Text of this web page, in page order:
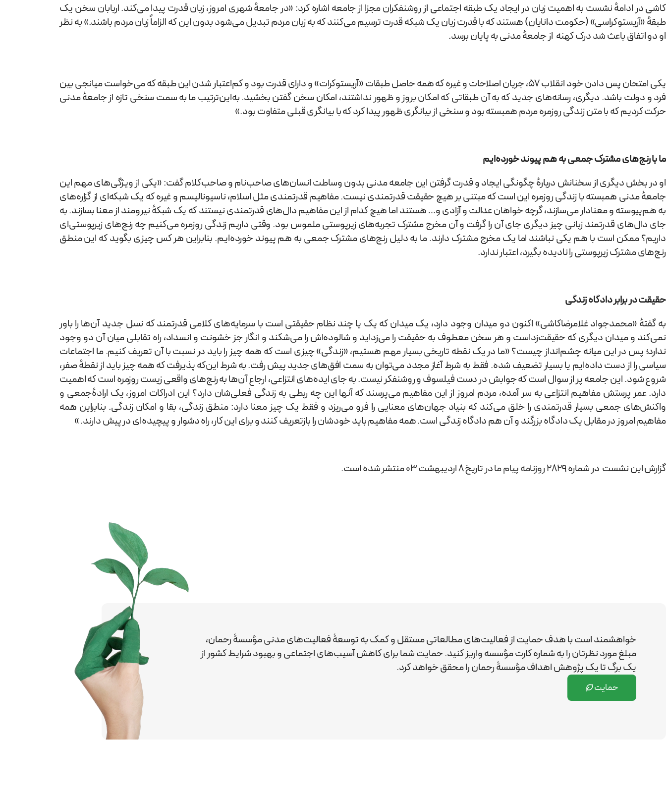
کاشی در ادامهٔ نشست به اهمیت زبان در ایجاد یک طبقه اجتماعی از روشنفکران مجزا از جامعه اشاره کرد: «در جامعهٔ شهری امروز، زبان قدرت پیدا می‌کند. اربابان سخن یک
طبقهٔ «آریستوکراسی» (حکومت دانایان) هستند که با قدرت زبان یک شبکه قدرت ترسیم می‌کنند که به زبان مردم تبدیل می‌شود بدون این که الزاماً زبان مردم باشند.» به نظر
او دو اتفاق باعث شد درک کهنه از جامعهٔ مدنی به پایان برسد.
یکی امتحان پس دادن خود انقلاب ۵۷، جریان اصلاحات و غیره که همه حاصل طبقات «آریستوکرات» و دارای قدرت بود و کم‌اعتبار شدن این طبقه که می‌خواست میانجی بین
فرد و دولت باشد. دیگری، رسانه‌های جدید که به آن طبقاتی که امکان بروز و ظهور نداشتند، امکان سخن گفتن بخشید. به‌این‌ترتیب ما به سمت سنخی تازه از جامعهٔ مدنی
حرکت کردیم که با متن زندگی روزمره مردم همبسته بود و سنخی از بیانگری ظهور پیدا کرد که با بیانگری قبلی متفاوت بود.»
ما با رنج‌های مشترک جمعی به هم پیوند خورده‌ایم
او در بخش دیگری از سخنانش دربارهٔ چگونگی ایجاد و قدرت گرفتن این جامعه مدنی بدون وساطت انسان‌های صاحب‌نام و صاحب‌کلام گفت: «یکی از ویژگی‌های مهم این
جامعهٔ مدنی همبسته با زندگی روزمره این است که مبتنی بر هیچ حقیقت قدرتمندی نیست. مفاهیم قدرتمندی مثل اسلام، ناسیونالیسم و غیره که یک شبکه‌ای از گزاره‌های
به هم‌پیوسته و معنادار می‌سازند، گرچه خواهان عدالت و آزادی و… هستند اما هیچ کدام از این مفاهیم دال‌های قدرتمندی نیستند که یک شبکه‌ٔ نیرومند از معنا بسازند. به
جای دال‌های قدرتمند زبانی چیز دیگری جای آن را گرفت و آن مخرج مشترک تجربه‌های زیرپوستی ملموس بود. وقتی داریم زندگی روزمره می‌کنیم چه رنج‌های زیرپوستی‌ای
داریم؟ ممکن است با هم یکی نباشند اما یک مخرج مشترک دارند. ما به دلیل رنج‌های مشترک جمعی به هم پیوند خورده‌ایم. بنابراین هر کس چیزی بگوید که این منطق
رنج‌های مشترک زیرپوستی را نادیده بگیرد، اعتبار ندارد.
حقیقت در برابر دادگاه زندگی
به گفتهٔ «محمدجواد غلامرضا‌کاشی» اکنون دو میدان وجود دارد، یک میدان که یک یا چند نظام حقیقتی است با سرمایه‌های کلامی قدرتمند که نسل جدید آن‌ها را باور
نمی‌کند و میدان دیگری که حقیقت‌زداست و هر سخن معطوف به حقیقت را می‌زداید و شالوده‌اش را می‌شکند و انگار جز خشونت و انسداد، راه تقابلی میان آن دو وجود
ندارد؛ پس در این میانه چشم‌انداز چیست؟ «ما در یک نقطه تاریخی بسیار مهم هستیم، «زندگی» چیزی است که همه چیز را باید در نسبت با آن تعریف کنیم. ما اجتماعات
سیاسی را از دست داده‌ایم یا بسیار تضعیف شده. فقط به شرط آغاز مجدد می‌توان به سمت افق‌های جدید پیش رفت. به شرط این‌که پذیرفت که همه چیز باید از نقطهٔ صفر،
شروع شود. این جامعه پر از سوال است که جوابش در دست فیلسوف و روشنفکر نیست. به جای ایده‌های انتزاعی، ارجاع آن‌ها به رنج‌های واقعی زیست روزمره است که اهمیت
دارد. عمر پرستش مفاهیم انتزاعی به سر آمده، مردم امروز از این مفاهیم می‌پرسند که آنها این چه ربطی به زندگی فعلی‌شان دارد؟ این ادراکات امروز، یک ارادهٔ‌جمعی و
واکنش‌های جمعی بسیار قدرتمندی را خلق می‌کند که بنیاد جهان‌های معنایی را فرو می‌ریزد و فقط یک چیز معنا دارد: منطق زندگی، بقا و امکان زندگی. بنابراین همه
مفاهیم امروز در مقابل یک دادگاه بزرگند و آن هم دادگاه زندگی است. همه مفاهیم باید خودشان را بازتعریف کنند و برای این کار، راه دشوار و پیچیده‌ای در پیش دارند. »
گزارش این نشست در شماره 2829 روزنامه پیام مادر تاریخ 8 اردیبهشت 03 منتشر شده است.
خواهشمند است با هدف حمایت از فعالیت‌های مطالعاتی مستقل و کمک به توسعۀ فعالیت‌های مدنی مؤسسۀ رحمان،
مبلغ مورد نظرتان را به شماره کارت مؤسسه واریز کنید. حمایت شما برای کاهش آسیب‌های اجتماعی و بهبود شرایط کشور از
یک برگ تا یک پژوهش اهداف مؤسسۀ رحمان رامحقق خواهد کرد.
حمایت